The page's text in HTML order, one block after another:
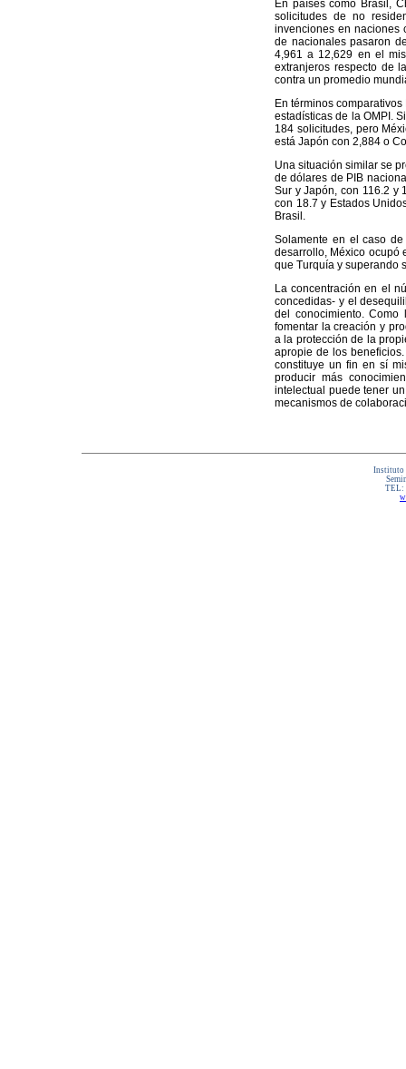
En países como Brasil,
solicitudes de no
invenciones en naciones
de nacionales pasaron
4,961 a 12,629 en el
extranjeros respecto de
contra un promedio
En términos
estadísticas de la OMPI.
184 solicitudes, pero
está Japón con 2,884 o
Una situación similar se
de dólares de PIB
Sur y Japón, con 116.2 y
con 18.7 y Estados
Brasil.
Solamente en el caso
desarrollo, México ocupó
que Turquía y superando
La concentración en el
concedidas- y el
del conocimiento.
fomentar la creación y
a la protección de la
apropie de los
constituye un fin en sí
producir más
intelectual puede tener
mecanismos de
Instituto
TEL: